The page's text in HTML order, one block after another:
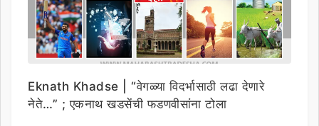
Eknath Khadse | “वेगळ्या विदर्भासाठी लढा देणारे
नेते…” ; एकनाथ खडसेंची फडणवीसांना टोला